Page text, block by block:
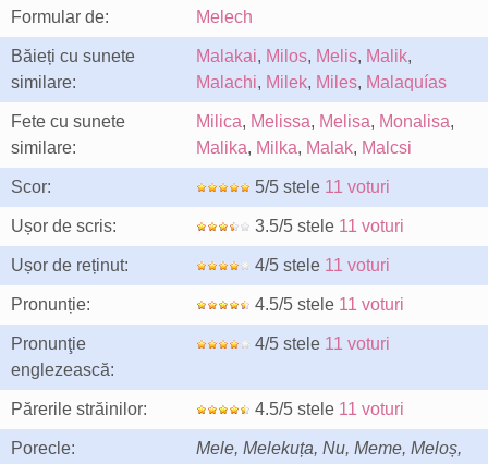
Formular de: Melech
Băieți cu sunete
similare:
Malakai, Milos, Melis, Malik,
Malachi, Milek, Miles, Malaquías
Fete cu sunete
similare:
Milica, Melissa, Melisa, Monalisa,
Malika, Milka, Malak, Malcsi
Scor: 5/5 stele 11 voturi
Ușor de scris: 3.5/5 stele 11 voturi
Ușor de reținut: 4/5 stele 11 voturi
Pronunție: 4.5/5 stele 11 voturi
Pronunţie
englezească:
4/5 stele 11 voturi
Părerile străinilor: 4.5/5 stele 11 voturi
Porecle:
Mele, Melekuța, Nu, Meme, Meloș,